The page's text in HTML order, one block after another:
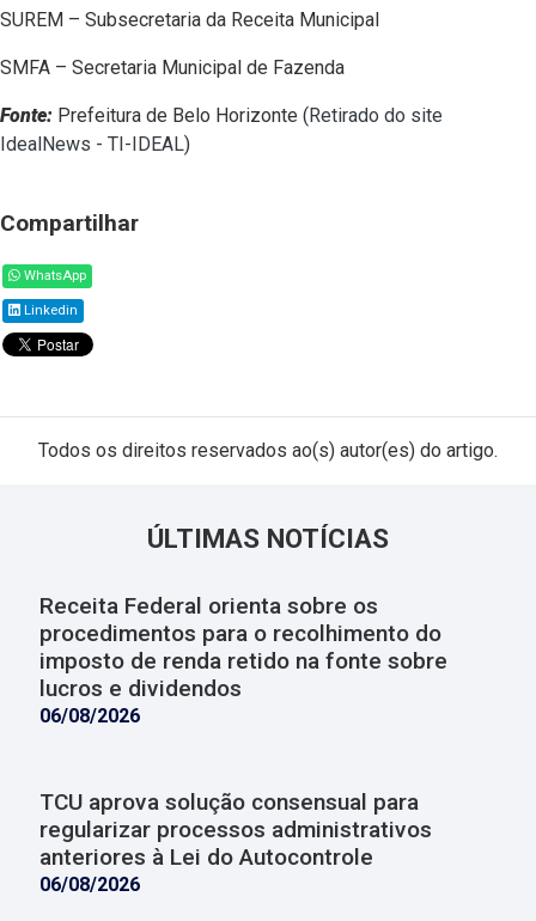
SUREM – Subsecretaria da Receita Municipal
SMFA – Secretaria Municipal de Fazenda
Fonte: Prefeitura de Belo Horizonte (Retirado do site
IdealNews - TI-IDEAL)
Compartilhar
WhatsApp
Linkedin
Todos os direitos reservados ao(s) autor(es) do artigo.
ÚLTIMAS NOTÍCIAS
Receita Federal orienta sobre os
procedimentos para o recolhimento do
imposto de renda retido na fonte sobre
lucros e dividendos
06/08/2026
TCU aprova solução consensual para
regularizar processos administrativos
anteriores à Lei do Autocontrole
06/08/2026